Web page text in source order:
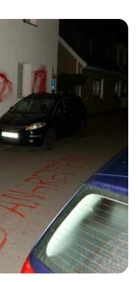
konstruieren,
bringen und
durch das
Standards für den
zu dürfen. […]